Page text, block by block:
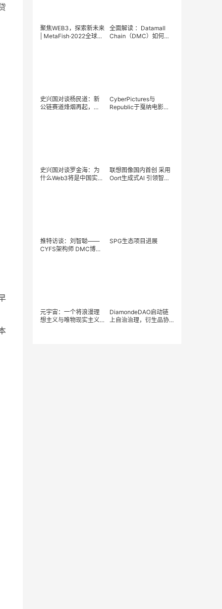
聚焦WEB3，探索新未来
| MetaFish·2022全球
全面解读 ：Datamall
Chain（DMC）如何成
史兴国对谈杨民道：新
公链赛道烽烟再起，
CyberPictures与
Republic于戛纳电影节
史兴国对谈罗金海：为
什么Web3将是中国实现
联想图像国内首创 采用
Oort生成式AI 引领智能
推特访谈：刘智聪——
CYFS架构师 DMC博弈
SPG生态项目进展
元宇宙：一个将浪漫理
想主义与唯物现实主义
DiamondeDAO启动链
上自治治理，衍生品协